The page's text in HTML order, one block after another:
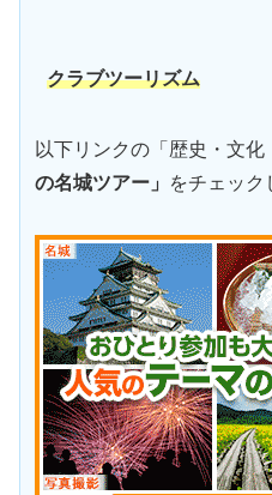
クラブツーリズム
以下リンクの「歴史・文
の名城ツアー」
をチェック